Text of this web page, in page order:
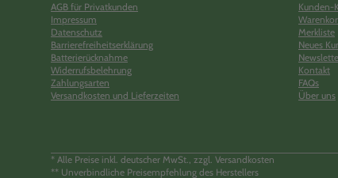
AGB für Privatkunden
Impressum
Datenschutz
Barrierefreiheitserklärung
Batterierücknahme
Widerrufsbelehrung
Zahlungsarten
Versandkosten und Lieferzeiten
Kunden-
Merkliste
Neues
Kontakt
FAQs
Über uns
* Alle Preise inkl. deutscher MwSt., zzgl. Versandkosten
** Unverbindliche Preisempfehlung des Herstellers